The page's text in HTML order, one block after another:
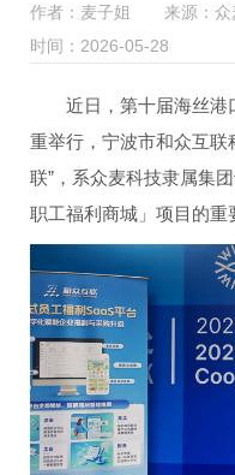
作者：麦子姐 来源：众
时间：2026-05-28
近日，第十届海丝港
重举行，宁波市和众互联
联”，系众麦科技隶属集
职工福利商城」项目的重